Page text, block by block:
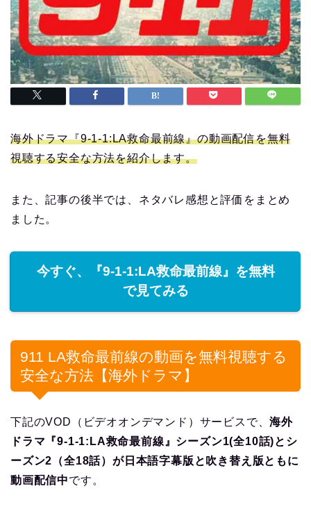
海外ドラマ『9-1-1:LA救命最前線』の動画配信を無料
視聴する安全な方法を紹介します。
また、記事の後半では、ネタバレ感想と評価をまとめ
ました。
今すぐ、『9-1-1:LA救命最前線』を無料
で見てみる
911 LA救命最前線の動画を無料視聴する
安全な方法【海外ドラマ】
下記のVOD（ビデオオンデマンド）サービスで、海外
ドラマ『9-1-1:LA救命最前線』シーズン1(全10話)とシ
ーズン2（全18話）が日本語字幕版と吹き替え版ともに
動画配信中です。